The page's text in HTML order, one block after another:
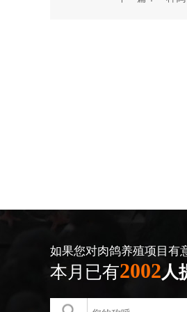
如果您对肉鸽养殖项目有
本月已有2002人